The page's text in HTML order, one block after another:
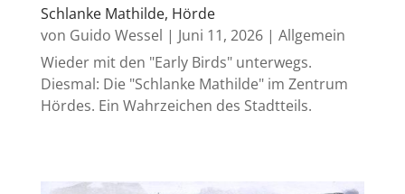
Schlanke Mathilde, Hörde
von Guido Wessel | Juni 11, 2026| Allgemein
Wieder mit den "Early Birds" unterwegs.
Diesmal: Die "Schlanke Mathilde" im Zentrum
Hördes. Ein Wahrzeichen des Stadtteils.